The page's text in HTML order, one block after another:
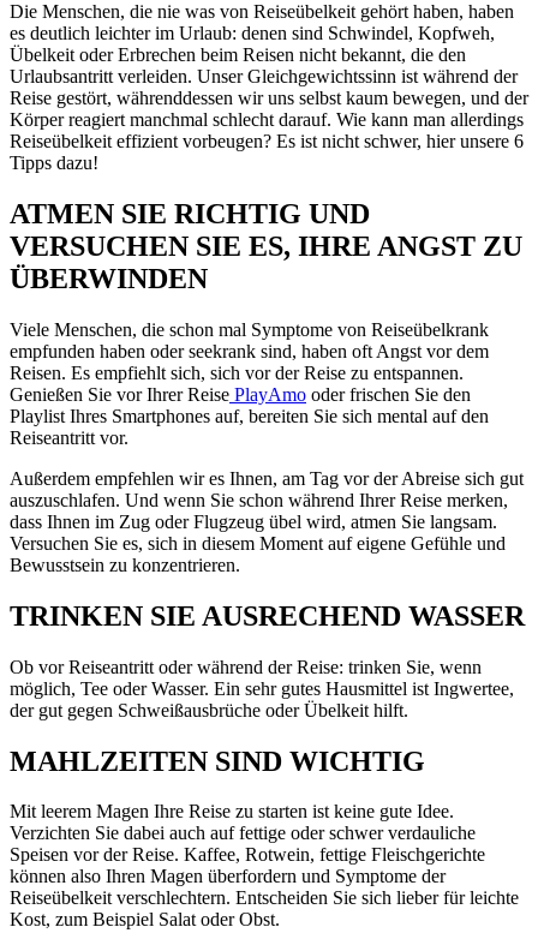
Die Menschen, die nie was von Reiseübelkeit gehört haben, haben
es deutlich leichter im Urlaub: denen sind Schwindel, Kopfweh,
Übelkeit oder Erbrechen beim Reisen nicht bekannt, die den
Urlaubsantritt verleiden. Unser Gleichgewichtssinn ist während der
Reise gestört, währenddessen wir uns selbst kaum bewegen, und der
Körper reagiert manchmal schlecht darauf. Wie kann man allerdings
Reiseübelkeit effizient vorbeugen? Es ist nicht schwer, hier unsere 6
Tipps dazu!
ATMEN SIE RICHTIG UND
VERSUCHEN SIE ES, IHRE ANGST ZU
ÜBERWINDEN
Viele Menschen, die schon mal Symptome von Reiseübelkrank
empfunden haben oder seekrank sind, haben oft Angst vor dem
Reisen. Es empfiehlt sich, sich vor der Reise zu entspannen.
Genießen Sie vor Ihrer Reise PlayAmo oder frischen Sie den
Playlist Ihres Smartphones auf, bereiten Sie sich mental auf den
Reiseantritt vor.
Außerdem empfehlen wir es Ihnen, am Tag vor der Abreise sich gut
auszuschlafen. Und wenn Sie schon während Ihrer Reise merken,
dass Ihnen im Zug oder Flugzeug übel wird, atmen Sie langsam.
Versuchen Sie es, sich in diesem Moment auf eigene Gefühle und
Bewusstsein zu konzentrieren.
TRINKEN SIE AUSRECHEND WASSER
Ob vor Reiseantritt oder während der Reise: trinken Sie, wenn
möglich, Tee oder Wasser. Ein sehr gutes Hausmittel ist Ingwertee,
der gut gegen Schweißausbrüche oder Übelkeit hilft.
MAHLZEITEN SIND WICHTIG
Mit leerem Magen Ihre Reise zu starten ist keine gute Idee.
Verzichten Sie dabei auch auf fettige oder schwer verdauliche
Speisen vor der Reise. Kaffee, Rotwein, fettige Fleischgerichte
können also Ihren Magen überfordern und Symptome der
Reiseübelkeit verschlechtern. Entscheiden Sie sich lieber für leichte
Kost, zum Beispiel Salat oder Obst.